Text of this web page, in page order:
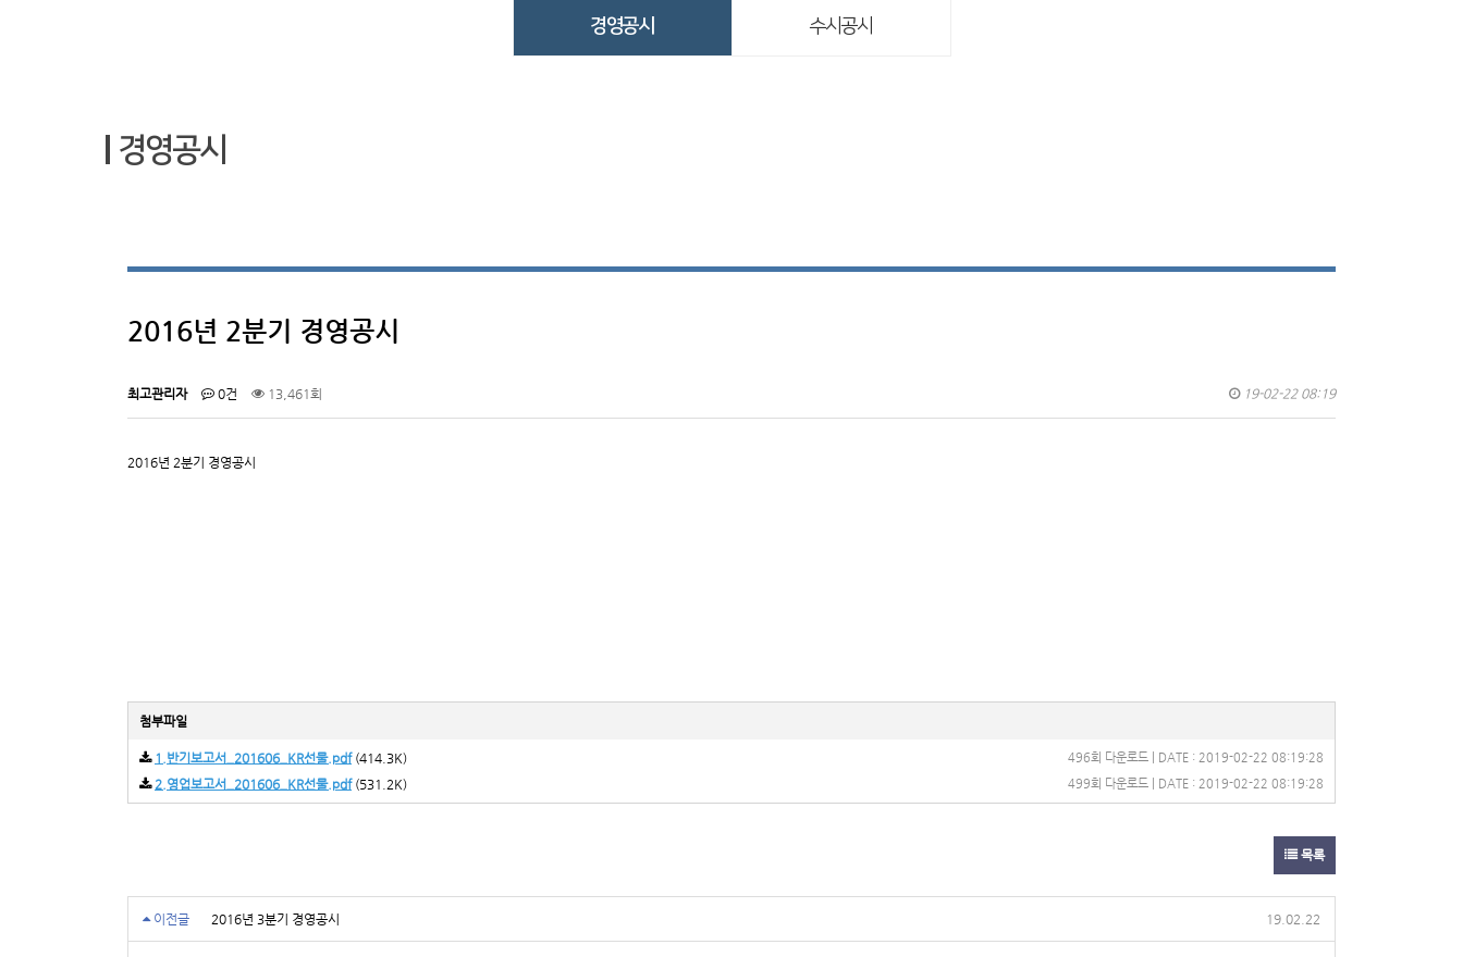
경영공시 수시공시
경영공시
2016년 2분기 경영공시
최고관리자 0건 13,461회 19-02-22 08:19
2016년 2분기 경영공시
첨부파일
1.반기보고서_201606_KR선물.pdf(414.3K) 496회 다운로드 | DATE : 2019-02-22 08:19:28
2.영업보고서_201606_KR선물.pdf(531.2K) 499회 다운로드 | DATE : 2019-02-22 08:19:28
목록
이전글 2016년 3분기 경영공시 19.02.22